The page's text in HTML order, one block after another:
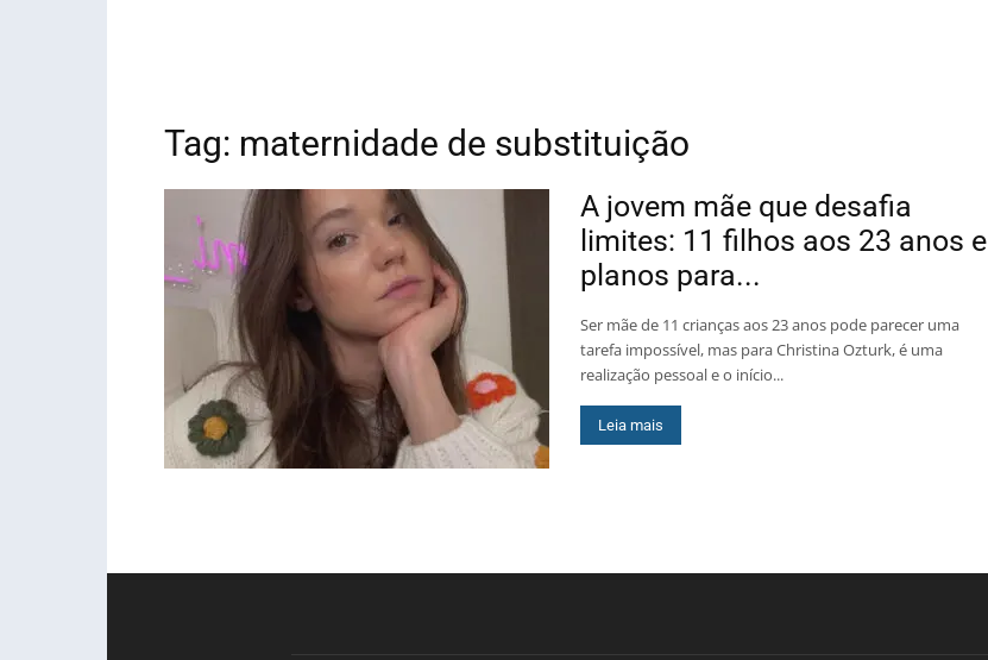
Tag: maternidade de substituição
A jovem mãe que desafia
limites: 11 filhos aos 23 anos e
planos para...
Ser mãe de 11 crianças aos 23 anos pode parecer uma
tarefa impossível, mas para Christina Ozturk, é uma
realização pessoal e o início...
Leia mais